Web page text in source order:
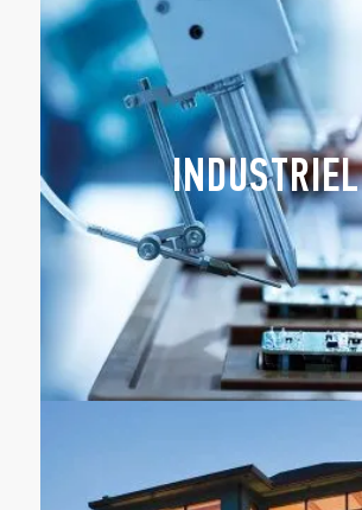
INDUSTRIEL